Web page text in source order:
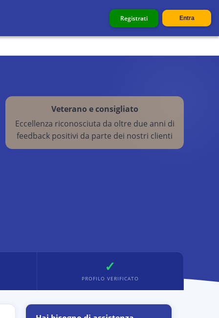
Registrati Entra
Veterano e consigliato
Eccellenza riconosciuta da oltre due anni di
feedback positivi da parte dei nostri clienti
✓
PROFILO VERIFICATO